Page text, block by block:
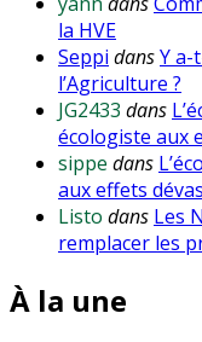
la HVE
Seppi dansY
l’Agriculture ?
JG2433 dans
écologiste aux
sippe dans
aux effets
Listo dans Les
remplacer les
À la une